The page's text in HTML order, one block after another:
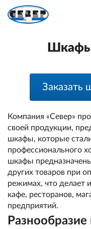
Заказать
Компания «Север»
своей продукции,
шкафы, которые
профессионального
шкафы
других товаров при
режимах, что делает
кафе, ресторанов,
предприятий.